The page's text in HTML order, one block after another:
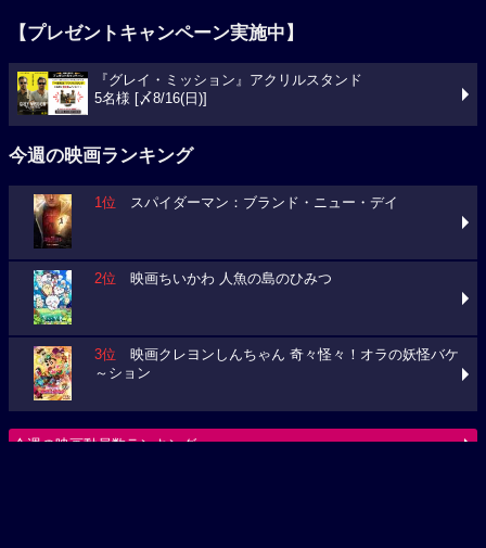
【プレゼントキャンペーン実施中】
『グレイ・ミッション』アクリルスタンド
5名様 [〆8/16(日)]
今週の映画ランキング
1位 スパイダーマン：ブランド・ニュー・デイ
2位 映画ちいかわ 人魚の島のひみつ
3位 映画クレヨンしんちゃん 奇々怪々！オラの妖怪バケ
～ション
今週の映画動員数ランキング